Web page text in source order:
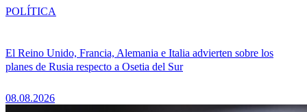
El Reino Unido, Francia, Alemania e Italia advierten sobre los
planes de Rusia respecto a Osetia del Sur
08.08.2026
POLÍTICA